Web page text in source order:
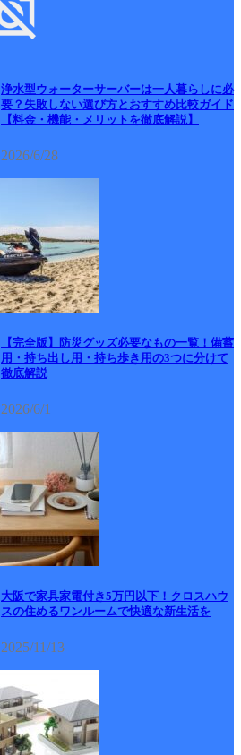
浄水型ウォーターサーバーは一人暮らしに必
要？失敗しない選び方とおすすめ比較ガイド
【料金・機能・メリットを徹底解説】
2026/6/28
【完全版】防災グッズ必要なもの一覧！備蓄
用・持ち出し用・持ち歩き用の3つに分けて
徹底解説
2026/6/1
大阪で家具家電付き5万円以下！クロスハウ
スの住めるワンルームで快適な新生活を
2025/11/13